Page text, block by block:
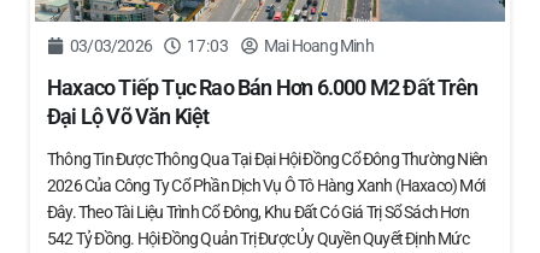
03/03/2026 17:03 Mai Hoang Minh
Haxaco Tiếp Tục Rao Bán Hơn 6.000 M2 Đất Trên
Đại Lộ Võ Văn Kiệt
Thông Tin Được Thông Qua Tại Đại Hội Đồng Cổ Đông Thường Niên
2026 Của Công Ty Cổ Phần Dịch Vụ Ô Tô Hàng Xanh (Haxaco) Mới
Đây. Theo Tài Liệu Trình Cổ Đông, Khu Đất Có Giá Trị Sổ Sách Hơn
542 Tỷ Đồng. Hội Đồng Quản Trị Được Ủy Quyền Quyết Định Mức